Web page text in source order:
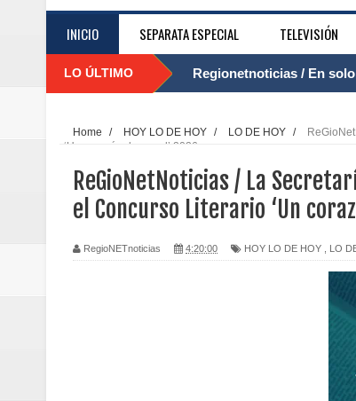
INICIO SEPARATA ESPECIAL TELEVISIÓN
LO ÚLTIMO Regionetnoticias / El
Regionetnoticias / Caldas
Regionetnoticias / Valle
Regionetnoticias / La
Home / HOY LO DE HOY / LO DE HOY /
‘Un corazón de papel’ 2026
ReGioNetNoticias / La
el Concurso Literario ‘Un
RegioNETnoticias 4:20:00 HOY LO DE HOY LO